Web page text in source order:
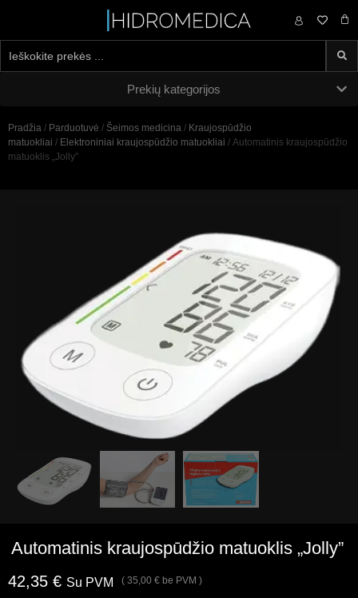
0,00 €
Prekių kategorijos
Pradžia / Parduotuvė / Šeimos medicina / Kraujospūdžio
matuokliai / Elektroniniai kraujospūdžio matuokliai / Automatinis kraujospūdžio
matuoklis „Jolly”
Automatinis kraujospūdžio matuoklis „Jolly”
42,35 € Su PVM ( 35,00 € be PVM )